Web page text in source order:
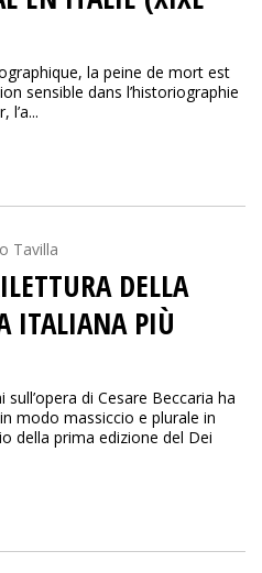
la peine de mort est
sensible dans l’historiographie
l’a...
Tavilla
DELLA
ITALIANA PIÙ
di Cesare Beccaria ha
modo massiccio e plurale in
della prima edizione del Dei